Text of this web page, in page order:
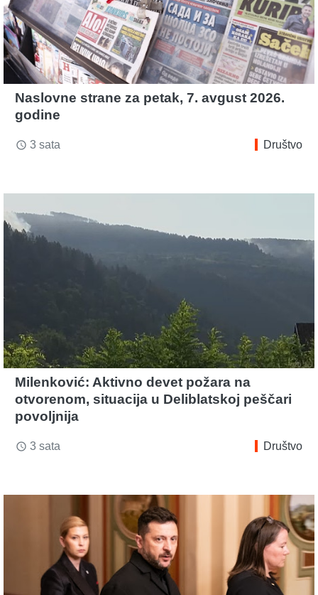
Naslovne strane za petak, 7. avgust 2026.
godine
access_time 3 sata Društvo
Milenković: Aktivno devet požara na
otvorenom, situacija u Deliblatskoj peščari
povoljnija
access_time 3 sata Društvo